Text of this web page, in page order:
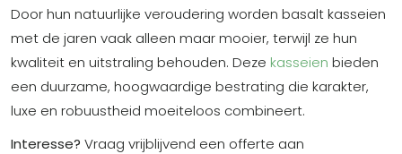
Door hun natuurlijke veroudering worden basalt kasseien
met de jaren vaak alleen maar mooier, terwijl ze hun
kwaliteit en uitstraling behouden. Deze kasseien bieden
een duurzame, hoogwaardige bestrating die karakter,
luxe en robuustheid moeiteloos combineert.
Interesse? Vraag vrijblijvend een offerte aan